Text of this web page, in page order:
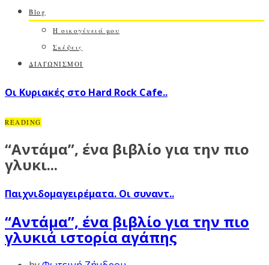
Blog
Η οικογένειά μου
Σκέψεις
ΔΙΑΓΩΝΙΣΜΟΙ
Οι Κυριακές στο Hard Rock Cafe..
READING
“Αντάμα”, ένα βιβλίο για την πιο
γλυκι...
Παιχνιδομαγειρέματα. Οι συναντ..
“Αντάμα”, ένα βιβλίο για την πιο
γλυκιά ιστορία αγάπης